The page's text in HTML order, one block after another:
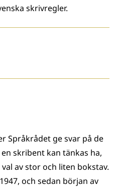
skrivregler.
Språkrådet ge svar på de
skribent kan tänkas ha,
av stor och liten bokstav.
och sedan början av